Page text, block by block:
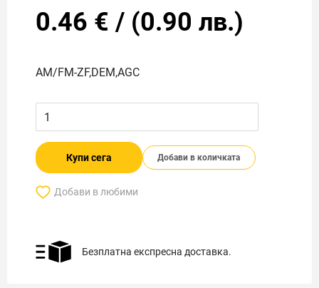
0.46 € / (0.90 лв.)
AM/FM-ZF,DEM,AGC
Купи сега Добави в количката
Добави в любими
Безплатна експресна доставка.